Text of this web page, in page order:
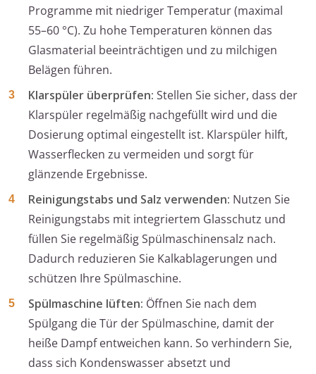
Programme mit niedriger Temperatur (maximal
55–60 °C). Zu hohe Temperaturen können das
Glasmaterial beeinträchtigen und zu milchigen
Belägen führen.
Klarspüler überprüfen: Stellen Sie sicher, dass der
Klarspüler regelmäßig nachgefüllt wird und die
Dosierung optimal eingestellt ist. Klarspüler hilft,
Wasserflecken zu vermeiden und sorgt für
glänzende Ergebnisse.
Reinigungstabs und Salz verwenden: Nutzen Sie
Reinigungstabs mit integriertem Glasschutz und
füllen Sie regelmäßig Spülmaschinensalz nach.
Dadurch reduzieren Sie Kalkablagerungen und
schützen Ihre Spülmaschine.
Spülmaschine lüften: Öffnen Sie nach dem
Spülgang die Tür der Spülmaschine, damit der
heiße Dampf entweichen kann. So verhindern Sie,
dass sich Kondenswasser absetzt und